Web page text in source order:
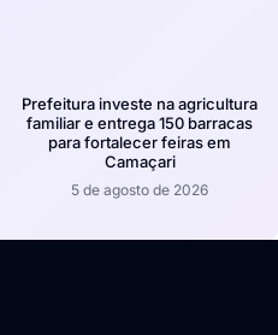
Prefeitura investe na agricultura
familiar e entrega 150 barracas
para fortalecer feiras em
Camaçari
5 de agosto de 2026